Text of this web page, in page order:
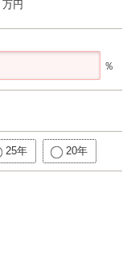
万円
％
25年 20年